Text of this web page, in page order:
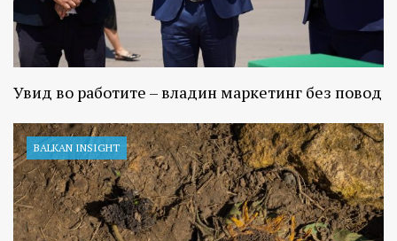
Увид во работите – владин маркетинг без повод
BALKAN INSIGHT